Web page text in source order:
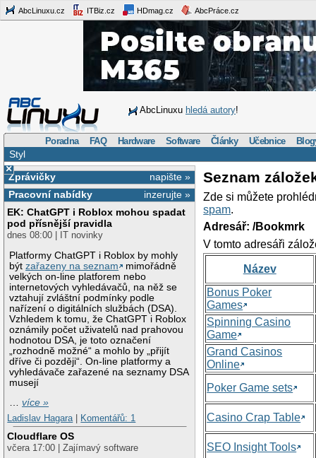
AbcLinuxu.cz ITBiz.cz HDmag.cz AbcPráce.cz
AbcLinuxu hledá autory!
Poradna FAQ Hardware Software Články Učebnice
Styl
×
napište »
Zprávičky
inzerujte »
Pracovní nabídky
EK: ChatGPT i Roblox mohou spadat
pod přísnější pravidla
dnes 08:00 | IT novinky
Platformy ChatGPT i Roblox by mohly
býtzařazeny na seznam
mimořádně
velkých on-line platforem nebo
internetových vyhledávačů, na něž se
vztahují zvláštní podmínky podle
nařízení o digitálních službách (DSA).
Vzhledem k tomu, že ChatGPT i Roblox
oznámily počet uživatelů nad prahovou
hodnotou DSA, je toto označení
„rozhodně možné“ a mohlo by „přijít
dříve či později“. On-line platformy a
vyhledávače zařazené na seznamy DSA
musejí
…více »
Ladislav Hagara
Komentářů: 1
Cloudflare OS
včera 17:00 | Zajímavý software
Seznam
Zde si můžete
spam.
Adresář: /Bookmrk
V tomto adresáři
Název
Bonus Poker
Games
Spinning Casino
Game
Grand Casinos
Online
Poker Game sets
Casino Crap Table
SEO Insight Tools